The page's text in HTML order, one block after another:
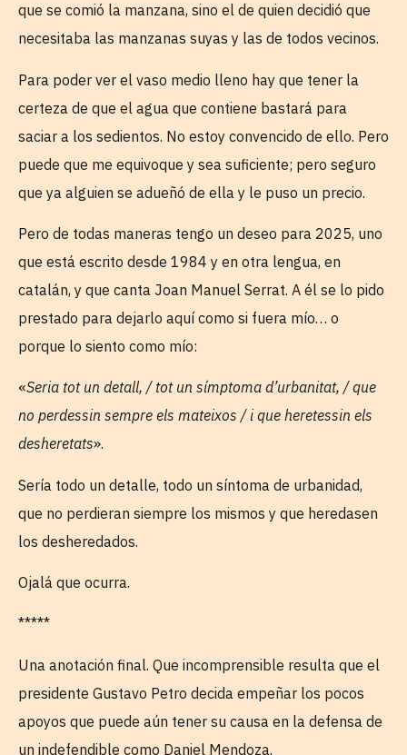
que se comió la manzana, sino el de quien decidió que
necesitaba las manzanas suyas y las de todos vecinos.
Para poder ver el vaso medio lleno hay que tener la
certeza de que el agua que contiene bastará para
saciar a los sedientos. No estoy convencido de ello. Pero
puede que me equivoque y sea suficiente; pero seguro
que ya alguien se adueñó de ella y le puso un precio.
Pero de todas maneras tengo un deseo para 2025, uno
que está escrito desde 1984 y en otra lengua, en
catalán, y que canta Joan Manuel Serrat. A él se lo pido
prestado para dejarlo aquí como si fuera mío… o
porque lo siento como mío:
«Seria tot un detall, / tot un símptoma d’urbanitat, / que
no perdessin sempre els mateixos / i que heretessin els
desheretats».
Sería todo un detalle, todo un síntoma de urbanidad,
que no perdieran siempre los mismos y que heredasen
los desheredados.
Ojalá que ocurra.
*****
Una anotación final. Que incomprensible resulta que el
presidente Gustavo Petro decida empeñar los pocos
apoyos que puede aún tener su causa en la defensa de
un indefendible como Daniel Mendoza.